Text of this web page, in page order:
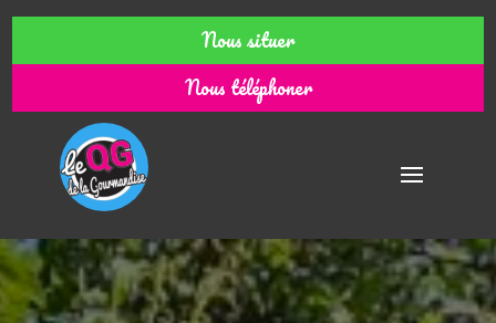
Nous situer
Nous téléphoner